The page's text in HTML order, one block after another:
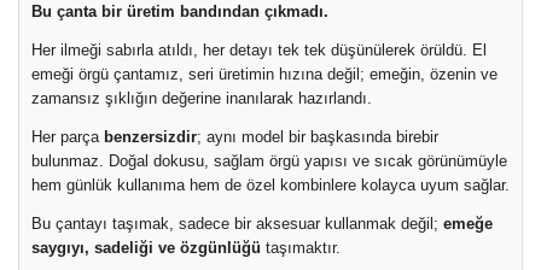
Bu çanta bir üretim bandından çıkmadı.
Her ilmeği sabırla atıldı, her detayı tek tek düşünülerek örüldü. El
emeği örgü çantamız, seri üretimin hızına değil; emeğin, özenin ve
zamansız şıklığın değerine inanılarak hazırlandı.
Her parça benzersizdir; aynı model bir başkasında birebir
bulunmaz. Doğal dokusu, sağlam örgü yapısı ve sıcak görünümüyle
hem günlük kullanıma hem de özel kombinlere kolayca uyum sağlar.
Bu çantayı taşımak, sadece bir aksesuar kullanmak değil; emeğe
saygıyı, sadeliği ve özgünlüğü taşımaktır.